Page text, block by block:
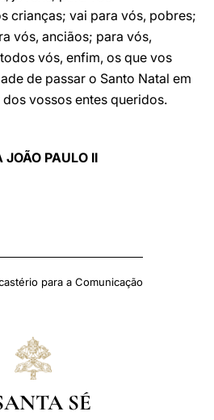
crianças; vai para vós, pobres;
vós, anciãos; para vós,
vós, enfim, os que vos
de passar o Santo Natal em
vossos entes queridos.
JOÃO PAULO II
para a Comunicação
SÉ